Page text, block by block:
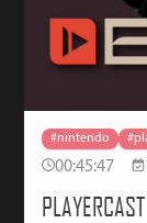
#nintendo
00:45:47